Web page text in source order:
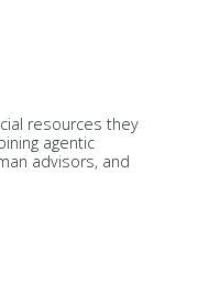
resources they
agentic
advisors, and